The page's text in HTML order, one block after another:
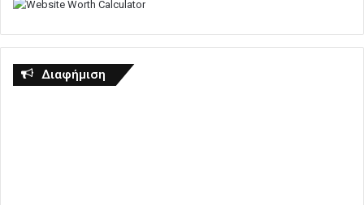
Διαφήμιση